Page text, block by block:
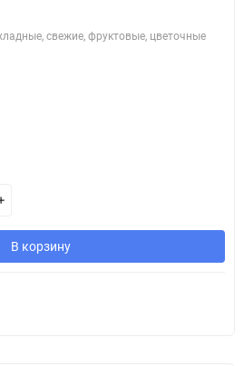
свежие, фруктовые, цветочные
В корзину